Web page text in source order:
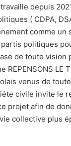
depuis
( CDPA,
comme un
politiques
de toute vision
REPENSONS LE
venus de
civile invite le
projet afin de
vie collective plus